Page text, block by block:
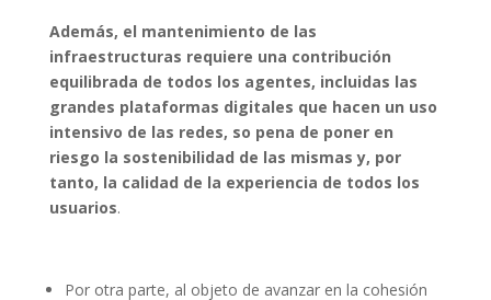
Además, el mantenimiento de las
infraestructuras requiere una contribución
equilibrada de todos los agentes, incluidas las
grandes plataformas digitales que hacen un uso
intensivo de las redes, so pena de poner en
riesgo la sostenibilidad de las mismas y, por
tanto, la calidad de la experiencia de todos los
usuarios.
Por otra parte, al objeto de avanzar en la cohesión